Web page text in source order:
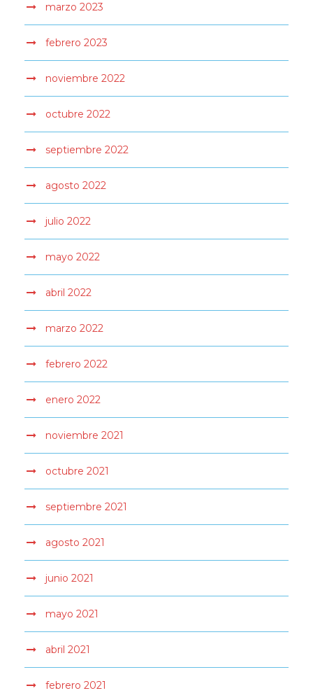
marzo 2023
febrero 2023
noviembre 2022
octubre 2022
septiembre 2022
agosto 2022
julio 2022
mayo 2022
abril 2022
marzo 2022
febrero 2022
enero 2022
noviembre 2021
octubre 2021
septiembre 2021
agosto 2021
junio 2021
mayo 2021
abril 2021
febrero 2021